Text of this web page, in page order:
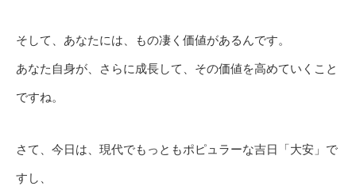
そして、あなたには、もの凄く価値があるんです。
あなた自身が、さらに成長して、その価値を高めていくこと
ですね。
さて、今日は、現代でもっともポピュラーな吉日「大安」で
すし、